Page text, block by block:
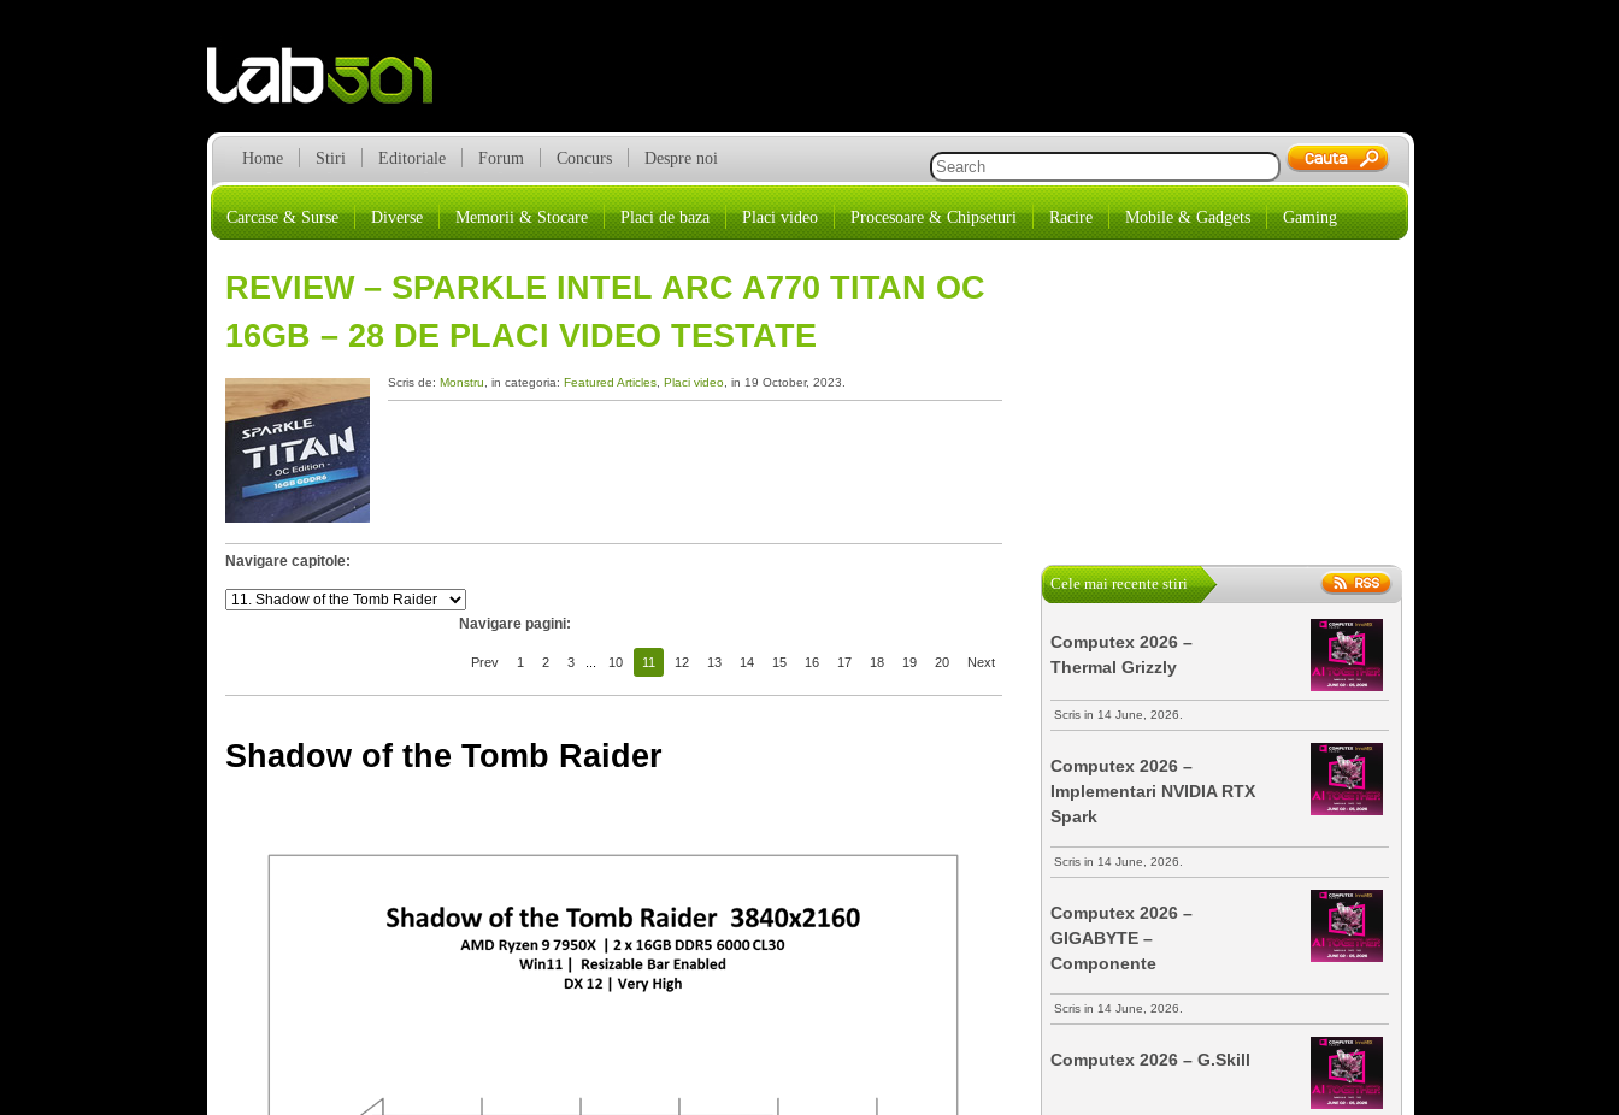
Home Stiri Editoriale Forum Concurs Despre noi
Carcase & Surse Diverse Memorii & Stocare Placi de baza Placi video Procesoare & Chipseturi Racire Mobile & Gadgets Gaming
REVIEW – SPARKLE INTEL ARC A770 TITAN OC
16GB – 28 DE PLACI VIDEO TESTATE
Scris de: Monstru , in categoria: Featured Articles, Placi video, in 19 October, 2023.
Navigare capitole:
Navigare pagini:
Prev 1 2 3 10 11 12 13 14 15 16 17 18 19 20 Next
Shadow of the Tomb Raider
Cele mai recente stiri
Computex 2026 –
Thermal Grizzly
Scris in 14 June, 2026.
Computex 2026 –
Implementari NVIDIA RTX
Spark
Scris in 14 June, 2026.
Computex 2026 –
GIGABYTE –
Componente
Scris in 14 June, 2026.
Computex 2026 – G.Skill